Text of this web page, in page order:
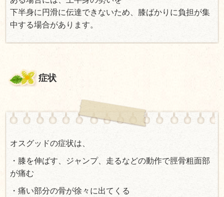
下半身に円滑に伝達できないため、膝ばかりに負担が集
中する場合があります。
症状
オスグッドの症状は、
・膝を伸ばす、ジャンプ、走るなどの動作で脛骨粗面部
が痛む
・痛い部分の骨が徐々に出てくる